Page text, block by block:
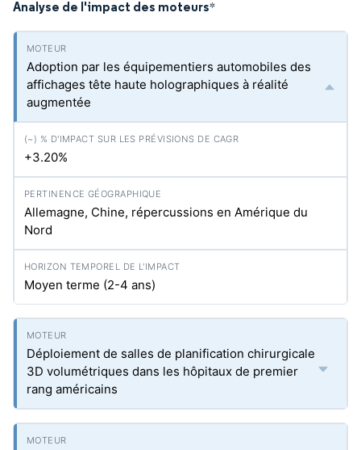
Analyse de l'impact des moteurs*
Adoption par les équipementiers automobiles des
affichages tête haute holographiques à réalité
augmentée
+3.20%
Allemagne, Chine, répercussions en Amérique du
Nord
Moyen terme (2-4 ans)
Déploiement de salles de planification chirurgicale
3D volumétriques dans les hôpitaux de premier
rang américains